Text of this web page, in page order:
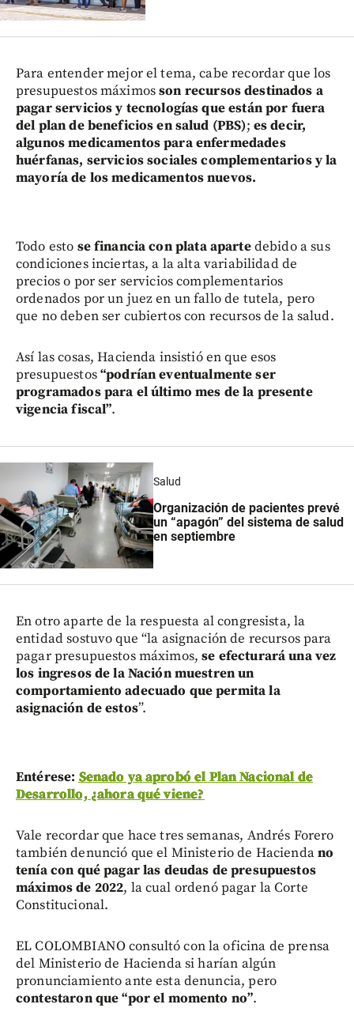
Para entender mejor el tema, cabe recordar que los
presupuestos máximosson recursos destinados a
pagar servicios y tecnologías que están por fuera
del plan de beneficios en salud (PBS); es decir,
algunos medicamentos para enfermedades
huérfanas, servicios sociales complementarios y la
mayoría de los medicamentos nuevos.
Todo esto se financia con plata apartedebido a sus
condiciones inciertas, a la alta variabilidad de
precios o por ser servicios complementarios
ordenados por un juez en un fallo de tutela, pero
que no deben ser cubiertos con recursos de la salud.
Así las cosas, Hacienda insistió en que esos
presupuestos“podrían eventualmente ser
programados para el último mes de la presente
vigencia fiscal”.
Salud
Organización de pacientes prevé
un “apagón” del sistema de salud
en septiembre
En otro aparte de la respuesta al congresista, la
entidad sostuvo que “la asignación de recursos para
pagar presupuestos máximos,se efecturará una vez
los ingresos de la Nación muestren un
comportamiento adecuado que permita la
asignación de estos”.
Entérese: Senado ya aprobó el Plan Nacional de
Desarrollo, ¿ahora qué viene?
Vale recordar que hace tres semanas, Andrés Forero
también denunció que el Ministerio de Haciendano
tenía con qué pagar las deudas de presupuestos
máximos de 2022, la cual ordenó pagar la Corte
Constitucional.
EL COLOMBIANO consultó con la oficina de prensa
del Ministerio de Hacienda si harían algún
pronunciamiento ante esta denuncia, pero
contestaron que “por el momento no”.